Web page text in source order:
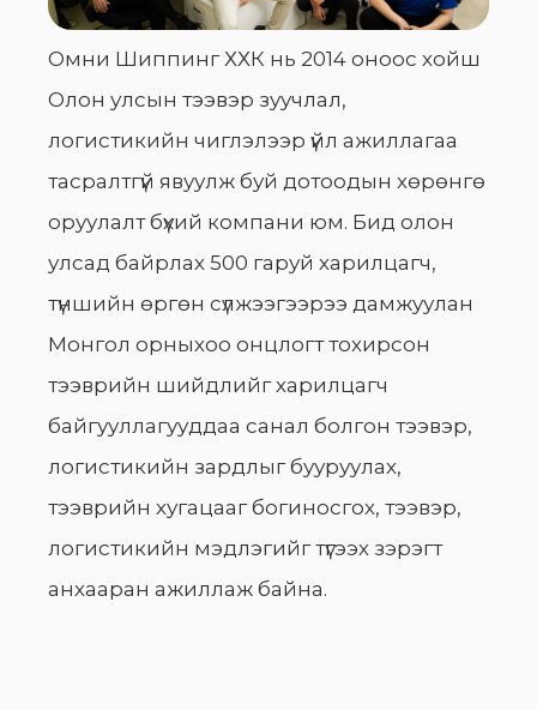
Омни Шиппинг ХХК нь 2014 оноос хойш
Олон улсын тээвэр зуучлал,
логистикийн чиглэлээр үйл ажиллагаа
тасралтгүй явуулж буй дотоодын хөрөнгө
оруулалт бүхий компани юм. Бид олон
улсад байрлах 500 гаруй харилцагч,
түншийн өргөн сүлжээгээрээ дамжуулан
Монгол орныхоо онцлогт тохирсон
тээврийн шийдлийг харилцагч
байгууллагууддаа санал болгон тээвэр,
логистикийн зардлыг бууруулах,
тээврийн хугацааг богиносгох, тээвэр,
логистикийн мэдлэгийг түгээх зэрэгт
анхааран ажиллаж байна.